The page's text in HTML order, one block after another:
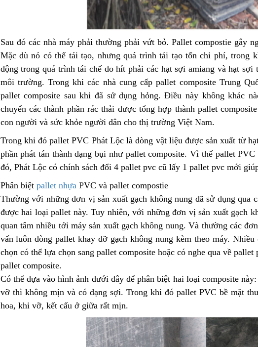
Sau đó các nhà máy phải thường phải vứt bỏ. Pallet compostie gây
Mặc dù nó có thể tái tạo, nhưng quá trình tái tạo tốn chi phí, trong
động trong quá trình tái chế do hít phải các hạt sợi amiang và hạt
môi trường. Trong khi các nhà cung cấp pallet composite Trung
pallet composite sau khi đã sử dụng hỏng. Điều này không khác
chuyển các thành phần rác thải được tổng hợp thành pallet
con người và sức khỏe người dân cho thị trường Việt Nam.
Trong khi đó pallet PVC Phát Lộc là dòng vật liệu được sản xuất từ
phần phát tán thành dạng bụi như pallet composite. Vì thế pallet
đó, Phát Lộc có chính sách đổi 4 pallet pvc cũ lấy 1 pallet pvc mới
Phân biệtpallet nhựa PVC và pallet compostie
Thường với những đơn vị sản xuất gạch không nung đã sử dụng qua
được hai loại pallet này. Tuy nhiên, với những đơn vị sản xuất gạch
quan tâm nhiều tới máy sản xuất gạch không nung. Và thường các
vấn luôn dòng pallet khay đỡ gạch không nung kèm theo máy.
chọn có thể lựa chọn sang pallet composite hoặc có nghe qua về
pallet composite.
Có thể dựa vào hình ảnh dưới đây để phân biệt hai loại composite
vỡ thì không mịn và có dạng sợi. Trong khi đó pallet PVC bề mặt
hoa, khi vỡ, kết cấu ở giữa rất mịn.